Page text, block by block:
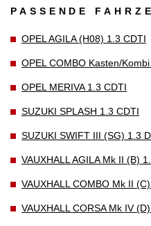
PASSENDE
OPEL AGILA (H08) 1.3 CDTI
OPEL COMBO Kasten/
OPEL MERIVA 1.3 CDTI
SUZUKI SPLASH 1.3 CDTI
SUZUKI SWIFT III (SG) 1.3
VAUXHALL AGILA Mk II (B)
VAUXHALL COMBO Mk II
VAUXHALL CORSA Mk IV